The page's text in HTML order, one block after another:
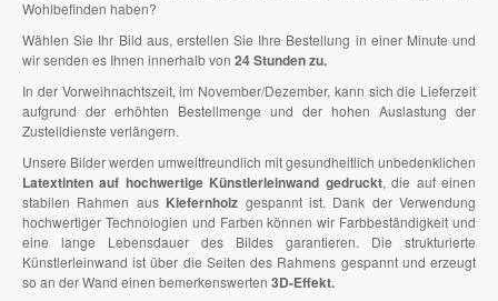
Wohlbefinden haben?
Wählen Sie Ihr Bild aus, erstellen Sie Ihre Bestellung in einer Minute und
wir senden es Ihnen innerhalb von 24 Stunden zu.
In der Vorweihnachtszeit, im November/Dezember, kann sich die Lieferzeit
aufgrund der erhöhten Bestellmenge und der hohen Auslastung der
Zustelldienste verlängern.
Unsere Bilder werden umweltfreundlich mit gesundheitlich unbedenklichen
Latextinten auf hochwertige Künstlerleinwand gedruckt, die auf einen
stabilen Rahmen aus Kiefernholz gespannt ist. Dank der Verwendung
hochwertiger Technologien und Farben können wir Farbbeständigkeit und
eine lange Lebensdauer des Bildes garantieren. Die strukturierte
Künstlerleinwand ist über die Seiten des Rahmens gespannt und erzeugt
so an der Wand einen bemerkenswerten 3D-Effekt.